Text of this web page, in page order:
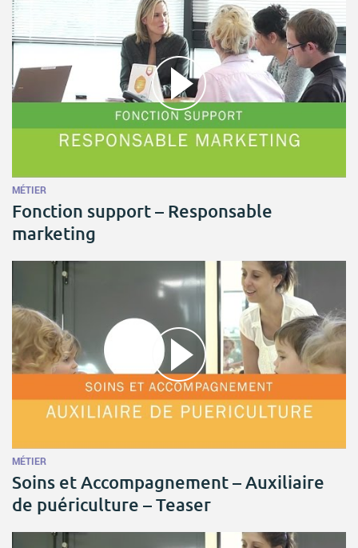
MÉTIER
Fonction support – Responsable
marketing
MÉTIER
Soins et Accompagnement – Auxiliaire
de puériculture – Teaser